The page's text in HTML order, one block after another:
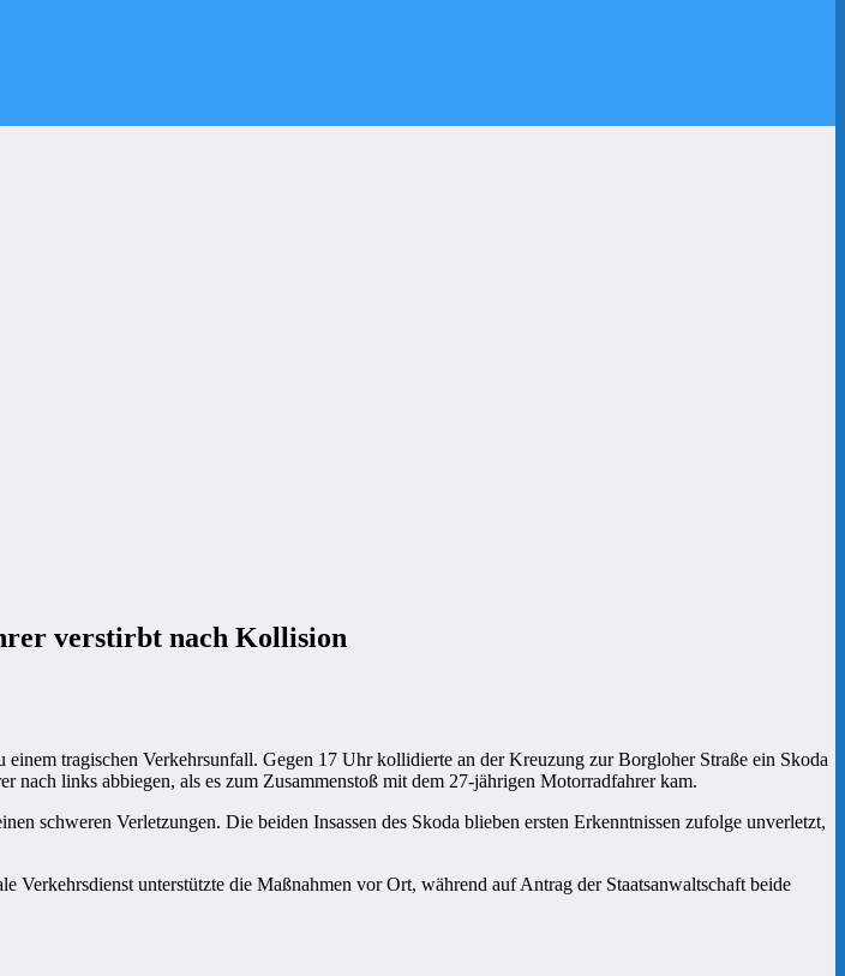
verstirbt nach Kollision
tragischen Verkehrsunfall. Gegen 17 Uhr kollidierte an der Kreuzung zur Borgloher Straße ein Skoda
links abbiegen, als es zum Zusammenstoß mit dem 27-jährigen Motorradfahrer kam.
schweren Verletzungen. Die beiden Insassen des Skoda blieben ersten Erkenntnissen zufolge unverletzt,
unterstützte die Maßnahmen vor Ort, während auf Antrag der Staatsanwaltschaft beide